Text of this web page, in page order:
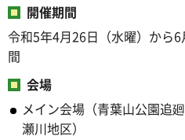
開催期間
令和5年4月26日（水曜）から
間
会場
メイン会場（青葉山公園追
瀬川地区）